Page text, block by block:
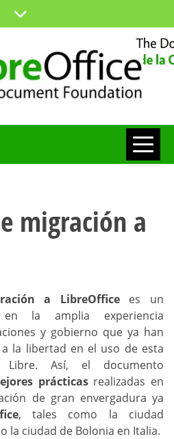
LA
migración a
a LibreOfficees un
en la amplia experiencia
y gobierno que ya han
la libertad en el uso de esta
Libre. Así, el documento
prácticasrealizadas en
de gran envergadura ya
, tales como la ciudad
la ciudad de Bolonia en Italia.